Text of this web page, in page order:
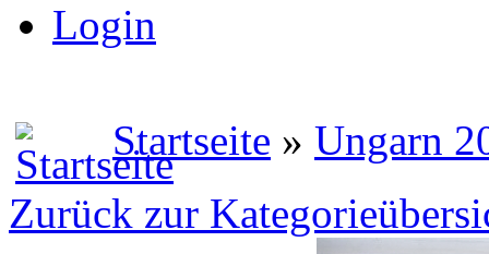
Login
Startseite » Ungarn
Zurück zur